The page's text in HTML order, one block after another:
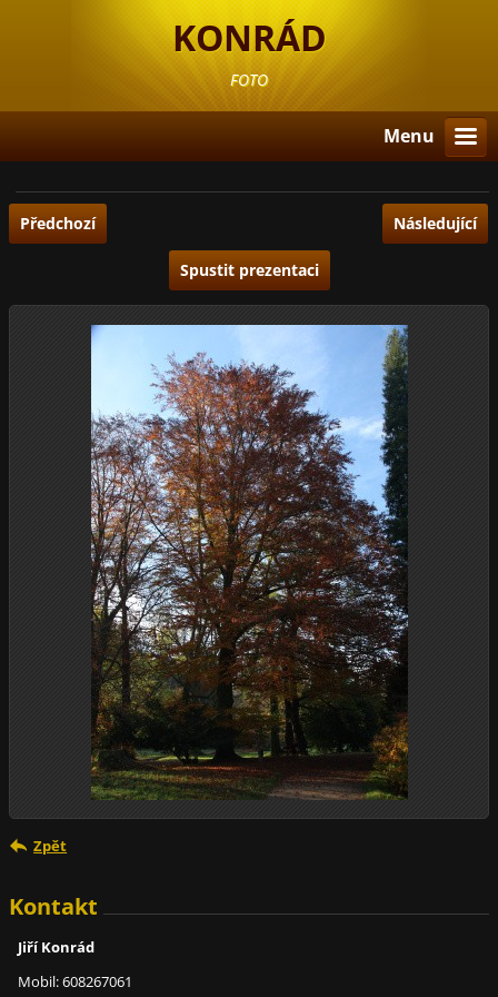
KONRÁD
FOTO
Menu
Předchozí Následující
Spustit prezentaci
Zpět
Kontakt
Jiří Konrád
Mobil: 608267061